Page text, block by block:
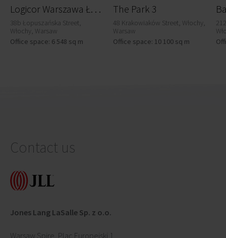
L
ogicor Warszawa Łopuszańska
38b Łopuszańska Street,
Włochy, Warsaw
Office space: 6 548 sq m
The Park 3
48 Krakowiaków Street, Włochy,
Warsaw
Office space: 10 100 sq m
Contact us
Jones Lang LaSalle Sp. z o.o.
Warsaw Spire, Plac Europejski 1